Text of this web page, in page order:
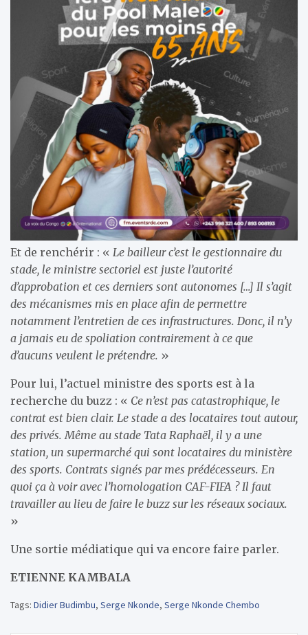
Et de renchérir : « Le bailleur c’est le gestionnaire du
stade, le ministre sectoriel est juste l’autorité
d’approbation et ces derniers sont autonomes […] Il s’agit
des mécanismes mis en place afin de permettre
notamment l’entretien de ces infrastructures. Donc, il n’y
a jamais eu de spoliation contrairement à ce que
d’aucuns veulent le prétendre. »
Pour lui, l’actuel ministre des sports est à la
recherche du buzz : « Ce n’est pas catastrophique, le
contrat est bien clair. Le stade a des locataires tout autour,
des privés. Même au stade Tata Raphaël, il y a une
station, un supermarché qui sont locataires du ministère
des sports. Contrats signés par mes prédécesseurs. En
quoi ça à voir avec l’homologation CAF-FIFA ? Il faut
travailler au lieu de faire le buzz sur les réseaux sociaux.
»
Une sortie médiatique qui va encore faire parler.
ETIENNE KAMBALA
Tags: Didier Budimbu, Serge Nkonde, Serge Nkonde Chembo